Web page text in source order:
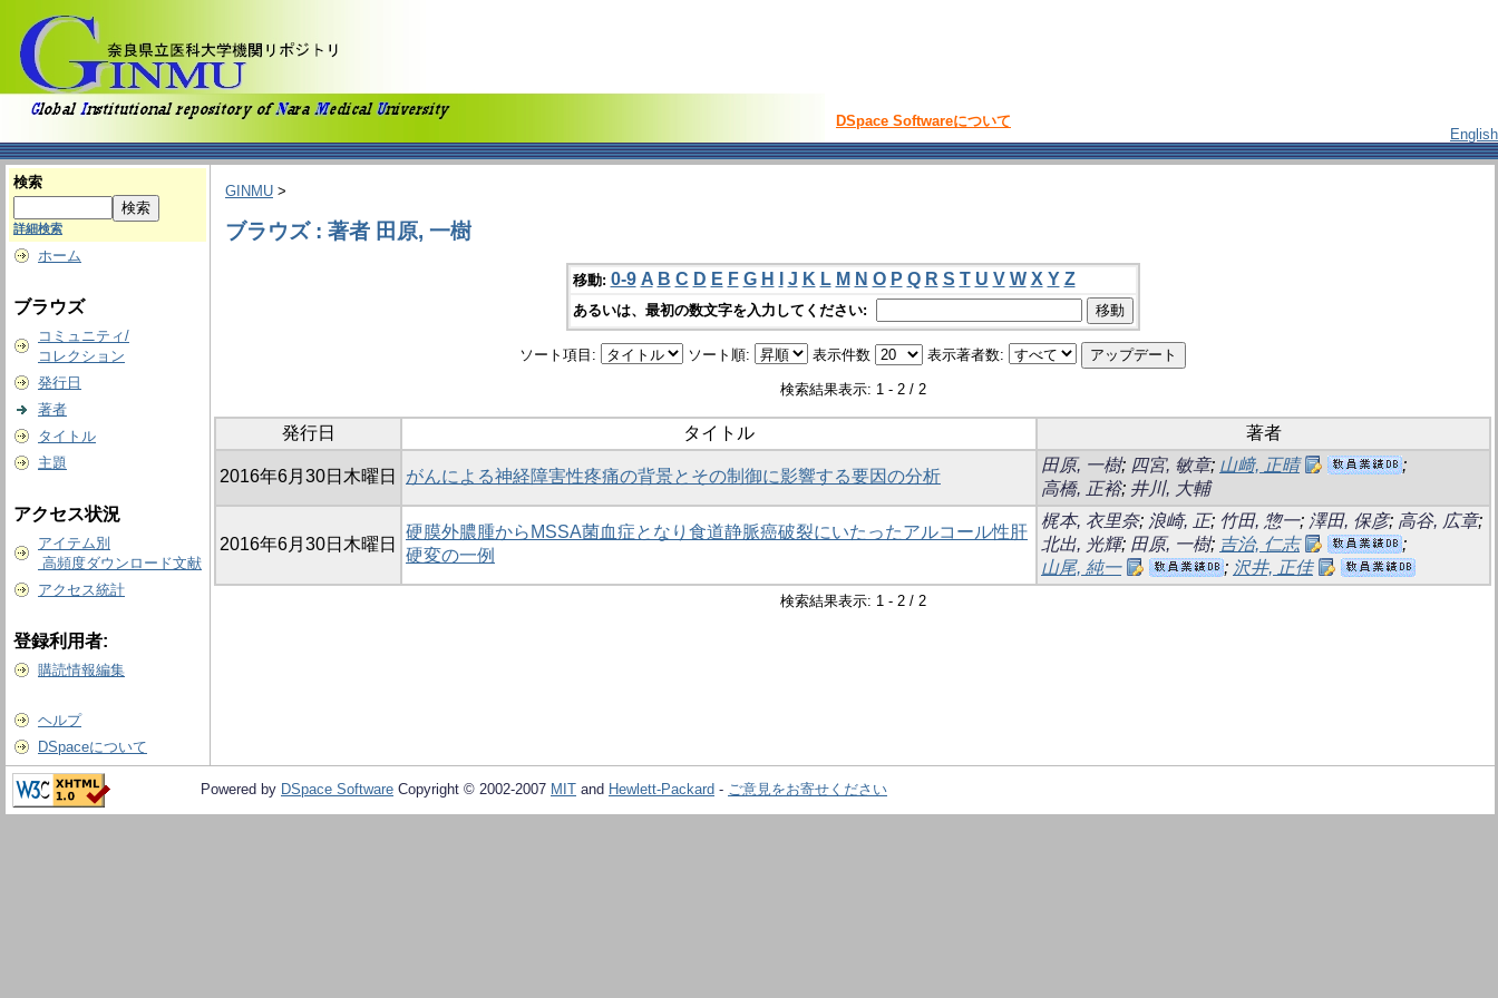
DSpace Softwareについて
English
検索
詳細検索
ホーム
ブラウズ
コミュニティ/
コレクション
発行日
著者
タイトル
主題
アクセス状況
アイテム別
高頻度ダウンロード文献
アクセス統計
登録利用者:
購読情報編集
ヘルプ
DSpaceについて
GINMU >
ブラウズ : 著者 田原, 一樹
移動: 0-9 A B C D E F G H J K L M N O P Q R S T U V W X Y Z
あるいは、最初の数文字を入力してください:
ソート項目: ソート順: 表示件数 表示著者数:
検索結果表示: 1 - 2 / 2
発行日 タイトル 著者
2016年6月30日木曜日 がんによる神経障害性疼痛の背景とその制御に影響する要因の分析
田原, 一樹; 四宮, 敏章; 山﨑, 正晴
;
高橋, 正裕; 井川, 大輔
2016年6月30日木曜日
硬膜外膿腫からMSSA菌血症となり食道静脈癌破裂にいたったアルコール性肝
硬変の一例
梶本, 衣里奈; 浪崎, 正; 竹田, 惣一; 澤田, 保彦; 高谷, 広章;
北出, 光輝; 田原, 一樹; 吉治, 仁志
;
山尾, 純一
; 沢井, 正佳
検索結果表示: 1 - 2 / 2
Powered by DSpace Software Copyright © 2002-2007 MIT and Hewlett-Packard - ご意見をお寄せください